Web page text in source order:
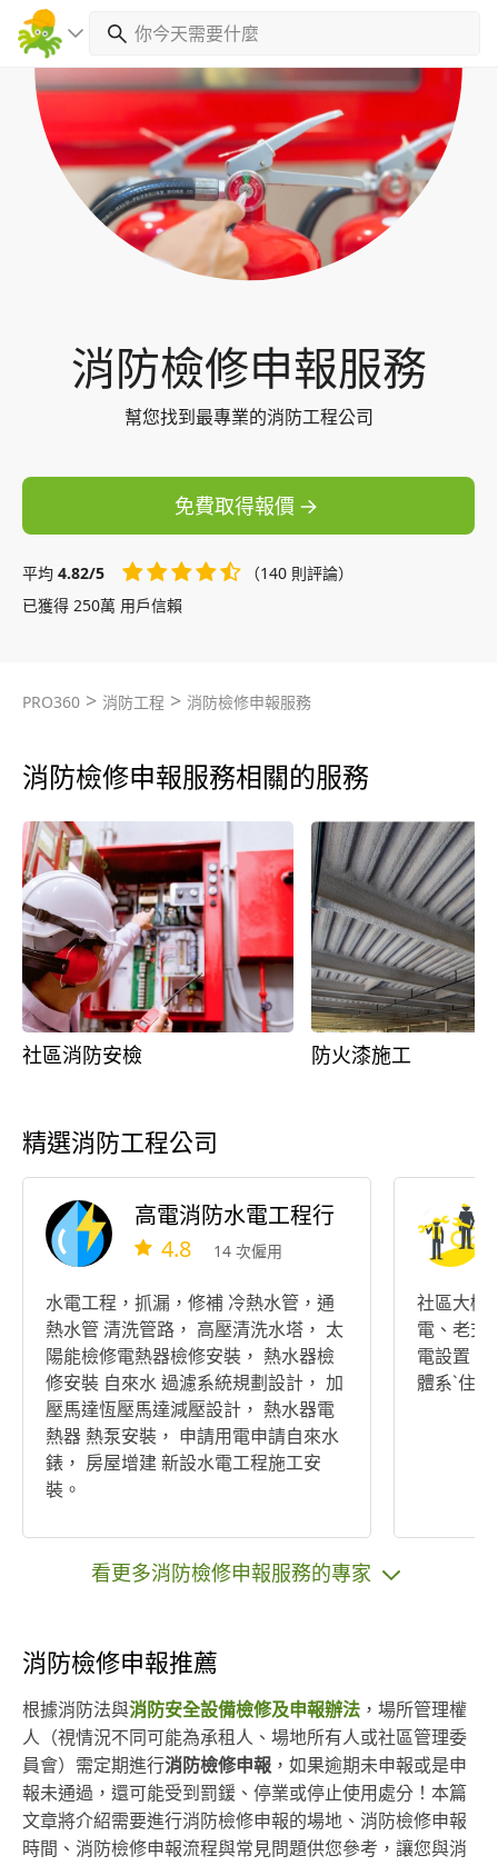
消防檢修申報服務
幫您找到最專業的消防工程公司
免費取得報價
平均 4.82/5
（140 則評論）
已獲得 250萬 用戶信賴
PRO360 > 消防工程 > 消防檢修申報服務
消防檢修申報服務相關的服務
社區消防安檢 防火漆施工
精選消防工程公司
高電消防水電工程行
4.8 14 次僱用
水電工程，抓漏，修補 冷熱水管，通
熱水管 清洗管路， 高壓清洗水塔， 太
陽能檢修電熱器檢修安裝， 熱水器檢
修安裝 自來水 過濾系統規劃設計， 加
壓馬達恆壓馬達減壓設計， 熱水器電
熱器 熱泵安裝， 申請用電申請自來水
錶， 房屋增建 新設水電工程施工安
裝。
社區大樓
電、老式
電設置、
體系`住
看更多消防檢修申報服務的專家
消防檢修申報推薦
根據消防法與消防安全設備檢修及申報辦法 ，場所管理權
人（視情況不同可能為承租人、場地所有人或社區管理委
員會）需定期進行消防檢修申報 ，如果逾期未申報或是申
報未通過，還可能受到罰鍰、停業或停止使用處分！本篇
文章將介紹需要進行消防檢修申報的場地、消防檢修申報
時間、消防檢修申報流程與常見問題供您參考，讓您與消